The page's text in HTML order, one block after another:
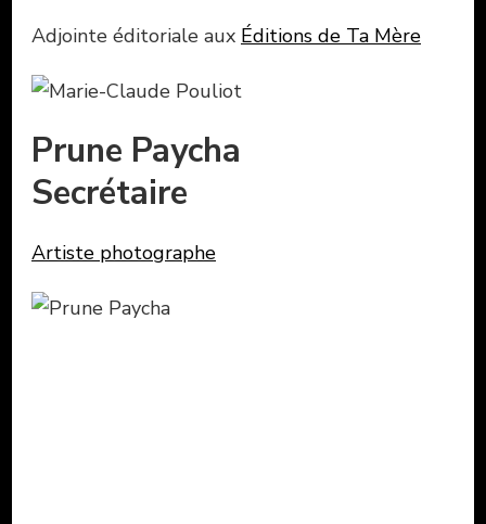
Adjointe éditoriale aux Éditions de Ta Mère
Prune Paycha
Secrétaire
Artiste photographe